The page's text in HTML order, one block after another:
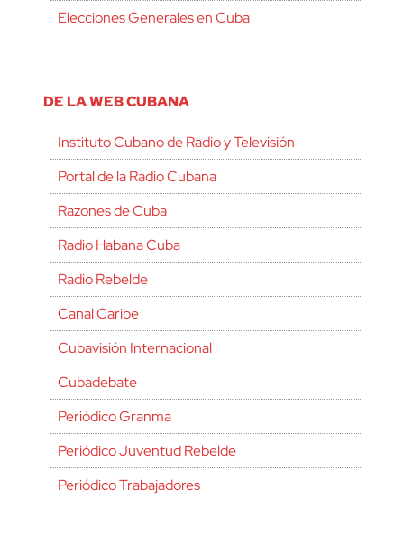
Elecciones Generales en Cuba
DE LA WEB CUBANA
Instituto Cubano de Radio y Televisión
Portal de la Radio Cubana
Razones de Cuba
Radio Habana Cuba
Radio Rebelde
Canal Caribe
Cubavisión Internacional
Cubadebate
Periódico Granma
Periódico Juventud Rebelde
Periódico Trabajadores